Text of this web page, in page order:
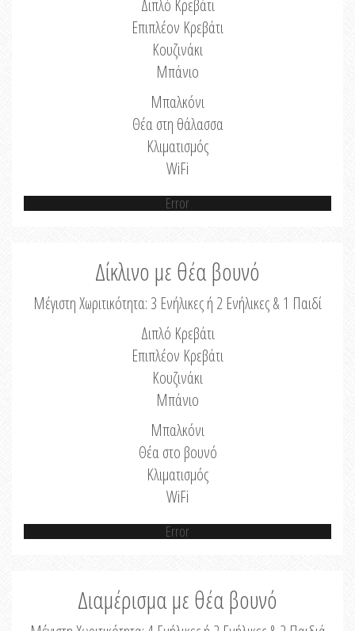
Διπλό Κρεβάτι
Επιπλέον Κρεβάτι
Κουζινάκι
Μπάνιο
Μπαλκόνι
Θέα στη θάλασσα
Κλιματισμός
WiFi
Error
Δίκλινο με θέα βουνό
Μέγιστη Χωριτικότητα: 3 Ενήλικες ή 2 Ενήλικες & 1 Παιδί
Διπλό Κρεβάτι
Επιπλέον Κρεβάτι
Κουζινάκι
Μπάνιο
Μπαλκόνι
Θέα στο βουνό
Κλιματισμός
WiFi
Error
Διαμέρισμα με θέα βουνό